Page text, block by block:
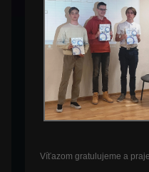
Víťazom gratulujeme a